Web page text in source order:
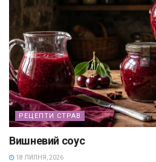
РЕЦЕПТИ СТРАВ
Вишневий соус
18 ЛИПНЯ, 2026